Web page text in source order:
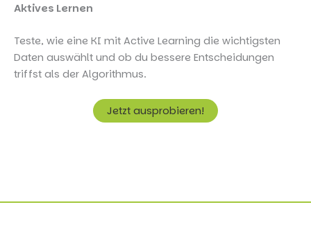
Aktives Lernen
Teste, wie eine KI mit Active Learning die wichtigsten
Daten auswählt und ob du bessere Entscheidungen
triffst als der Algorithmus.
Jetzt ausprobieren!